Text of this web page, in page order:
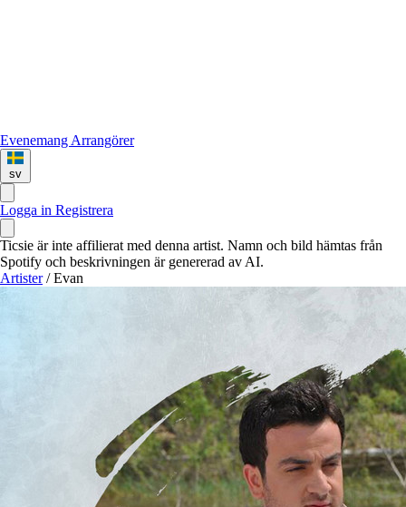
Evenemang Arrangörer
sv
Logga in Registrera
Ticsie är inte affilierat med denna artist. Namn och bild hämtas från
Spotify och beskrivningen är genererad av AI.
Artister / Evan